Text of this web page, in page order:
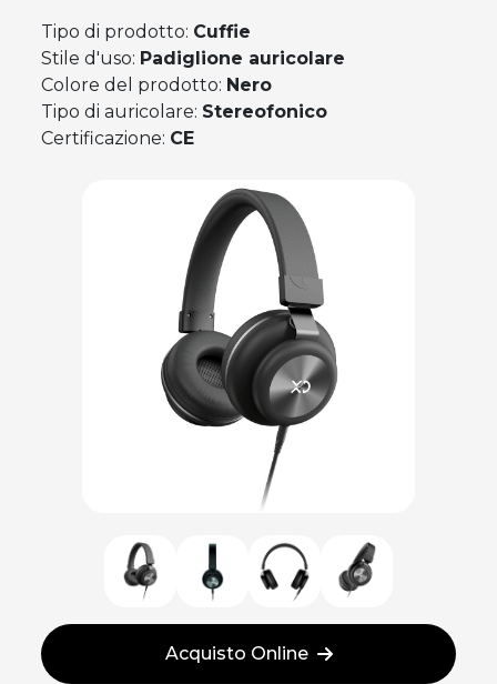
Tipo di prodotto: Cuffie
Stile d'uso: Padiglione auricolare
Colore del prodotto: Nero
Tipo di auricolare: Stereofonico
Certificazione: CE
Acquisto Online